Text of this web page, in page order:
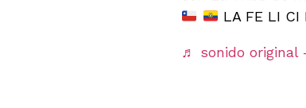
LA FE LI CI
♬ sonido original